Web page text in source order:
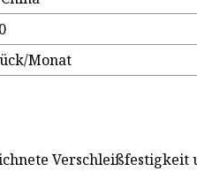
Monat
Verschleißfestigkeit